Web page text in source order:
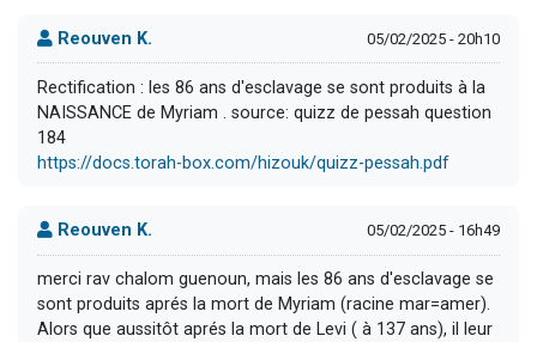
Reouven K. 05/02/2025 - 20h10
Rectification : les 86 ans d'esclavage se sont produits à la
NAISSANCE de Myriam . source: quizz de pessah question
184
https://docs.torah-box.com/hizouk/quizz-pessah.pdf
Reouven K. 05/02/2025 - 16h49
merci rav chalom guenoun, mais les 86 ans d'esclavage se
sont produits aprés la mort de Myriam (racine mar=amer).
Alors que aussitôt aprés la mort de Levi ( à 137 ans), il leur